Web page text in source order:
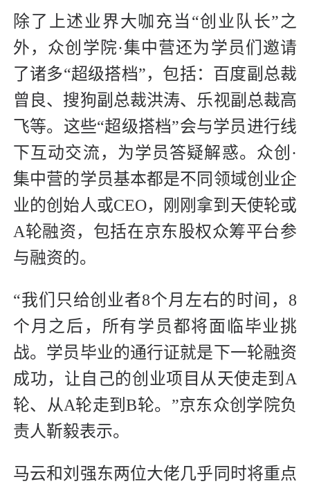
除了上述业界大咖充当“创业队长”之
外，众创学院·集中营还为学员们邀请
了诸多“超级搭档”，包括：百度副总裁
曾良、搜狗副总裁洪涛、乐视副总裁高
飞等。这些“超级搭档”会与学员进行线
下互动交流，为学员答疑解惑。众创·
集中营的学员基本都是不同领域创业企
业的创始人或CEO，刚刚拿到天使轮或
A轮融资，包括在京东股权众筹平台参
与融资的。
“我们只给创业者8个月左右的时间，8
个月之后，所有学员都将面临毕业挑
战。学员毕业的通行证就是下一轮融资
成功，让自己的创业项目从天使走到A
轮、从A轮走到B轮。”京东众创学院负
责人靳毅表示。
马云和刘强东两位大佬几乎同时将重点